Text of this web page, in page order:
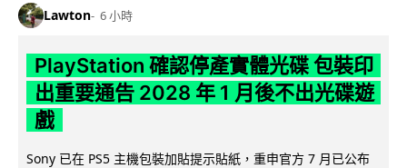
Lawton 6 小時
PlayStation 確認停產實體光碟 包裝印
出重要通告 2028 年 1 月後不出光碟遊
戲
Sony 已在 PS5 主機包裝加貼提示貼紙，重申官方 7 月已公布